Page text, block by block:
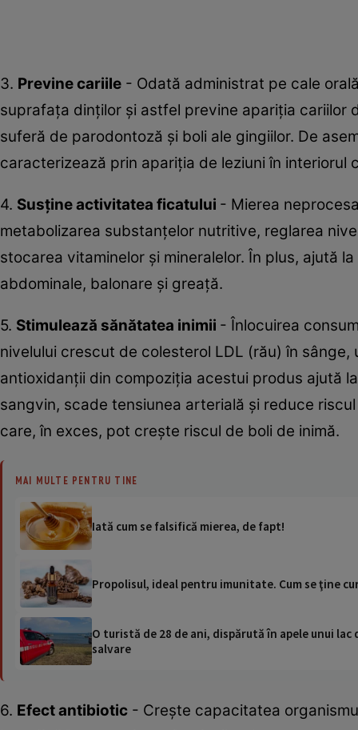
3. Previne cariile - Odată administrat pe cale
suprafața dinților și astfel previne apariția cariilor
suferă de parodontoză și boli ale gingiilor. De
caracterizează prin apariția de leziuni în interiorul
4. Susține activitatea ficatului - Mierea
metabolizarea substanțelor nutritive, reglarea
stocarea vitaminelor și mineralelor. În plus, ajută
abdominale, balonare și greață.
5. Stimulează sănătatea inimii - Înlocuirea
nivelului crescut de colesterol LDL (rău) în
antioxidanții din compoziția acestui produs ajută
sangvin, scade tensiunea arterială și reduce
care, în exces, pot crește riscul de boli de inimă.
MAI MULTE PENTRU TINE
Iată cum se falsifică mierea, de fapt!
Propolisul, ideal pentru imunitate. Cum se ţine
O turistă de 28 de ani, dispărută în apele unui
salvare
6. Efect antibiotic - Crește capacitatea